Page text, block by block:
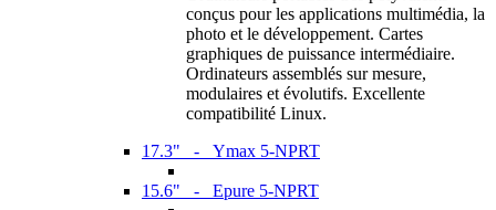
conçus pour les applications multimédia, la
photo et le développement. Cartes
graphiques de puissance intermédiaire.
Ordinateurs assemblés sur mesure,
modulaires et évolutifs. Excellente
compatibilité Linux.
17.3" - Ymax 5-NPRT
15.6" - Epure 5-NPRT